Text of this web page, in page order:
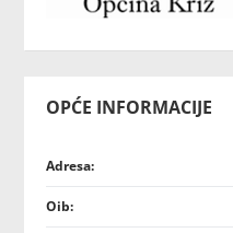
OPĆE INFORMACIJE
Adresa:
Oib: